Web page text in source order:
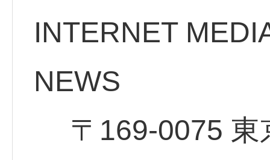
INTERNET
〒169-0075 東